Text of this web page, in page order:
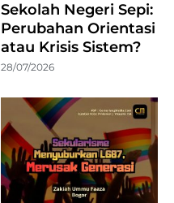
Sekolah Negeri Sepi:
Perubahan Orientasi
atau Krisis Sistem?
28/07/2026